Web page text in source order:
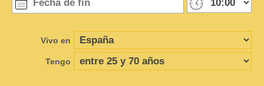
Vivo en
Tengo